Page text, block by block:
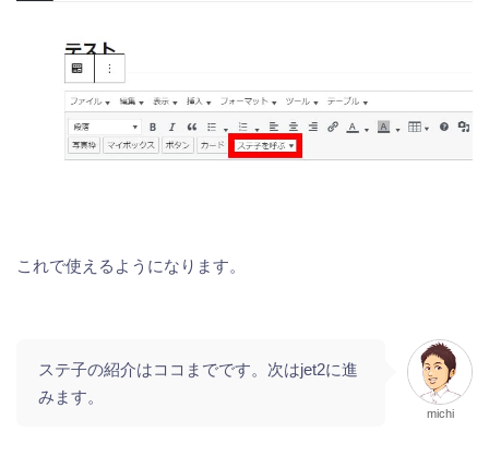
これで使えるようになります。
ステ子の紹介はココまでです。次はjet2に進
みます。
michi